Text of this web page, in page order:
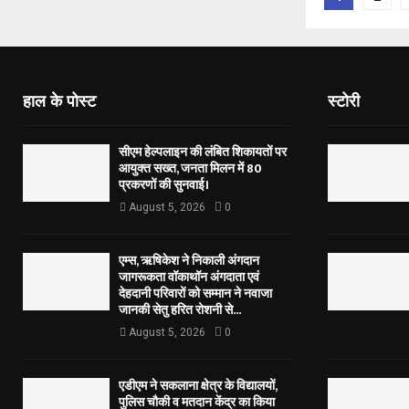
हाल के पोस्ट
सीएम हेल्पलाइन की लंबित शिकायतों पर
आयुक्त सख्त, जनता मिलन में 80
प्रकरणों की सुनवाई।
August 5, 2026 0
एम्स, ऋषिकेश ने निकाली अंगदान
जागरूकता वॉकाथॉन अंगदाता एवं
देहदानी परिवारों को सम्मान ने नवाजा
जानकी सेतु हरित रोशनी से...
August 5, 2026 0
एडीएम ने सकलाना क्षेत्र के विद्यालयों,
पुलिस चौकी व मतदान केंद्र का किया
स्टोरी